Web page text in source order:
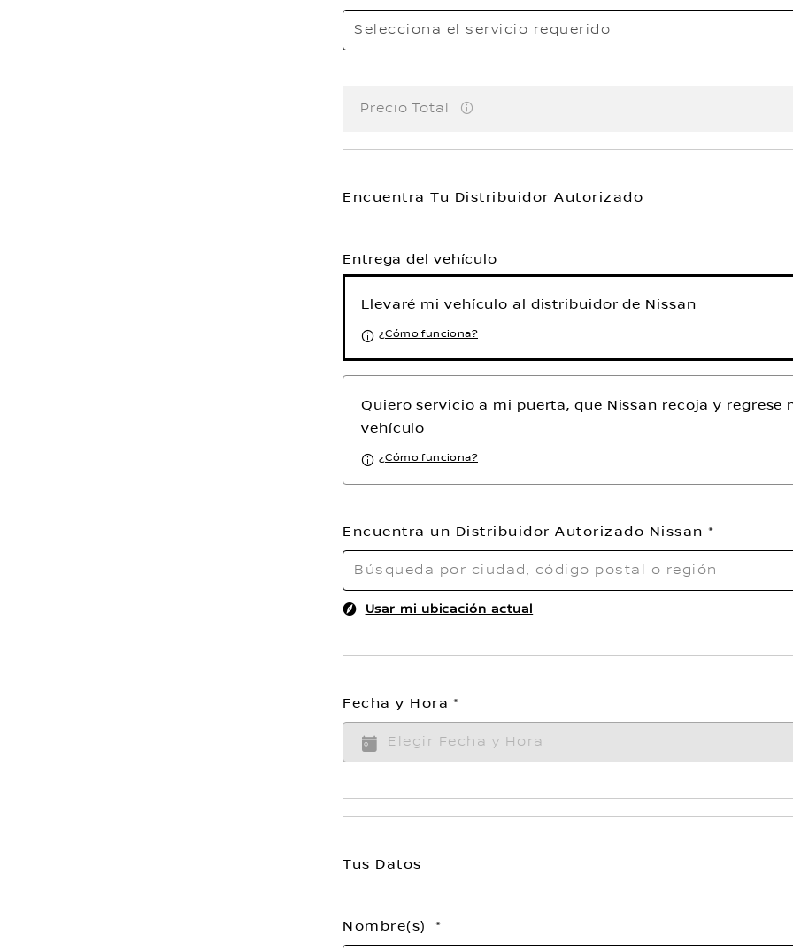
Selecciona el servicio requerido
Precio Total
Encuentra Tu Distribuidor Autorizado
Entrega del vehículo
Llevaré mi vehículo al distribuidor de Nissan
¿Cómo funciona?
Quiero servicio a mi puerta, que Nissan recoja y regrese
vehículo
¿Cómo funciona?
Encuentra un Distribuidor Autorizado Nissan
Usar mi ubicación actual
Fecha y Hora
Tus Datos
Nombre(s)